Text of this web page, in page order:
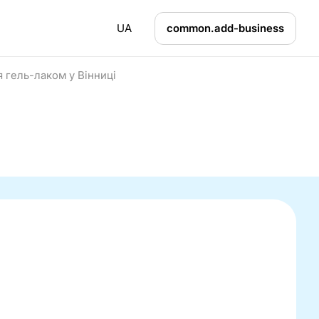
UA common.add-business
лаком у Вінниці